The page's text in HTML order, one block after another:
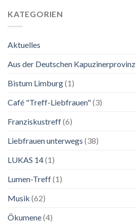
Ausstellung
KATEGORIEN
Aktuelles
Aus der Deutschen Kapuzinerprovinz
Bistum Limburg(1)
Café "Treff-Liebfrauen"(3)
Franziskustreff(6)
Liebfrauen unterwegs (38)
LUKAS 14(1)
Lumen-Treff(1)
Musik (62)
Ökumene(4)